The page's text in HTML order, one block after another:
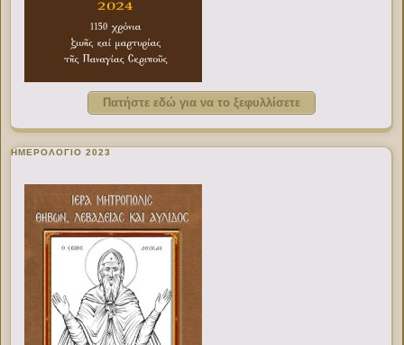
Πατήστε εδώ για να το ξεφυλλίσετε
ΗΜΕΡΟΛΟΓΙΟ 2023